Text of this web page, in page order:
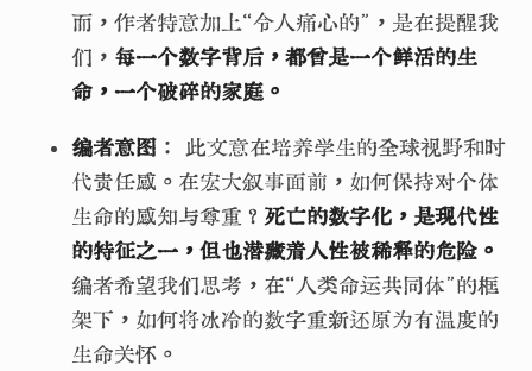
而，作者特意加上“令人痛心的”，是在提醒我
们， 每一个数字背后，都曾是一个鲜活的生
命，一个破碎的家庭。
编者意图 ： 此文意在培养学生的全球视野和时
代责任感。在宏大叙事面前，如何保持对个体
生命的感知与尊重？ 死亡的数字化，是现代性
的特征之一，但也潜藏着人性被稀释的危险。
编者希望我们思考，在“人类命运共同体”的框
架下，如何将冰冷的数字重新还原为有温度的
生命关怀。